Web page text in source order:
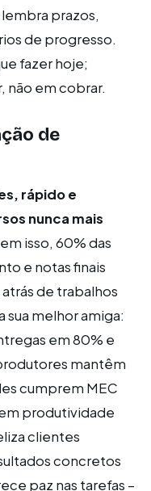
prazos,
de progresso.
fazer hoje;
não em cobrar.
de
rápido e
nunca mais
isso, 60% das
e notas finais
de trabalhos
sua melhor amiga:
em 80% e
mantêm
cumprem MEC
produtividade
clientes
concretos
paz nas tarefas –